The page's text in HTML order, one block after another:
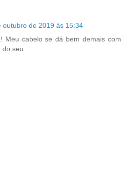
outubro de 2019 às 15:34
Meu cabelo se dá bem demais com
seu.